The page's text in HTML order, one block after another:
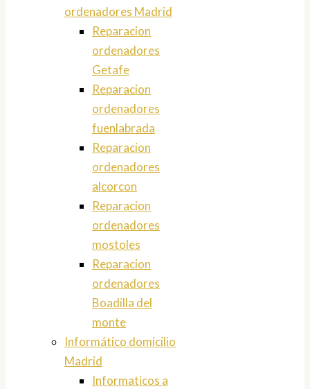
ordenadores Madrid
Reparacion
ordenadores
Getafe
Reparacion
ordenadores
fuenlabrada
Reparacion
ordenadores
alcorcon
Reparacion
ordenadores
mostoles
Reparacion
ordenadores
Boadilla del
monte
Informático domicilio
Madrid
Informaticos a